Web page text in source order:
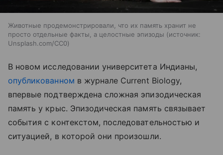
Животные продемонстрировали, что их память хранит не
просто отдельные факты, а целостные эпизоды
источник:
Unsplash.com/CC0
В новом исследовании университета Индианы,
опубликованном в журнале Current Biology,
впервые подтверждена сложная эпизодическая
память у крыс. Эпизодическая память связывает
события с контекстом, последовательностью и
ситуацией, в которой они произошли.